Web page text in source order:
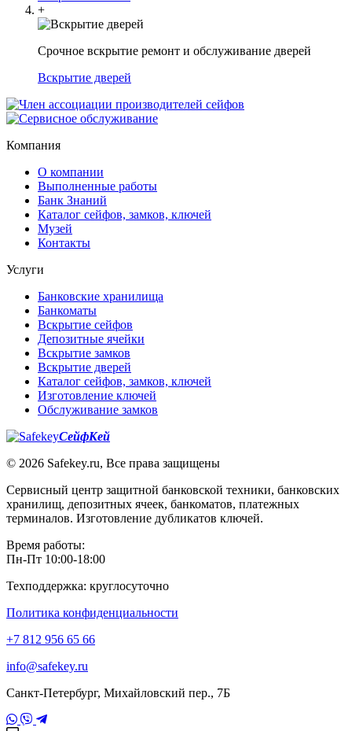
+
Срочное вскрытие ремонт и обслуживание дверей
Вскрытие дверей
Компания
О компании
Выполненные работы
Банк Знаний
Каталог сейфов, замков, ключей
Музей
Контакты
Услуги
Банковские хранилища
Банкоматы
Вскрытие сейфов
Депозитные ячейки
Вскрытие замков
Вскрытие дверей
Каталог сейфов, замков, ключей
Изготовление ключей
Обслуживание замков
СейфКей
© 2026 Safekey.ru, Все права защищены
Сервисный центр защитной банковской техники, банковских
хранилищ, депозитных ячеек, банкоматов, платежных
терминалов. Изготовление дубликатов ключей.
Время работы:
Пн-Пт 10:00-18:00
Техподдержка: круглосуточно
Политика конфиденциальности
+7 812 956 65 66
info@safekey.ru
Санкт-Петербург, Михайловский пер., 7Б